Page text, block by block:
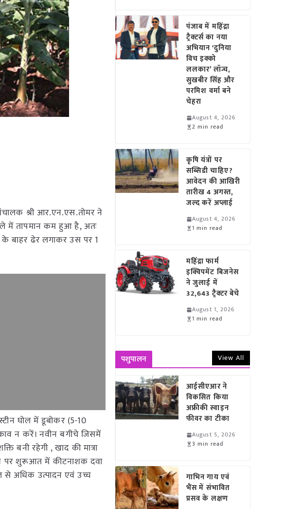
श्री आर.एन.एस.तोमर ने
में तापमान कम हुआ है, अतः
बाहर ढेर लगाकर उस पर 1
घोल में डूबोकर (5-10
न करें। नवीन बगीचे जिसमें
बनी रहेगी , खाद की मात्रा
पर शुरूआत में कीटनाशक दवा
से अधिक उत्पादन एवं उच्च
पंजाब में महिंद्रा
ट्रैक्टर्स का नया
अभियान ‘दुनिया
विच इक्को
ललकार’ लॉन्च,
सुखबीर सिंह और
परमिश वर्मा बने
चेहरा
August 4, 2026
2 min read
कृषि यंत्रों पर
सब्सिडी चाहिए?
आवेदन की आखिरी
तारीख 4 अगस्त,
जल्द करें अप्लाई
August 4, 2026
1 min read
महिंद्रा फार्म
इक्विपमेंट बिजनेस
ने जुलाई में
32,643 ट्रैक्टर बेचे
August 1, 2026
1 min read
पशुपालन View All
आईसीएआर ने
विकसित किया
अफ्रीकी स्वाइन
फीवर का टीका
August 5, 2026
3 min read
गाभिन गाय एवं
भैंस में संभावित
प्रसव के लक्षण